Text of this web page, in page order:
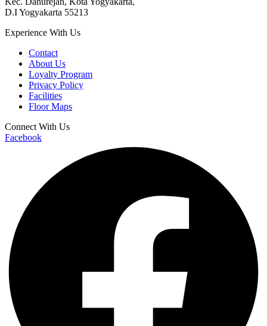
D.I Yogyakarta 55213
Experience With Us
Contact
About Us
Loyalty Program
Privacy Policy
Facilities
Floor Maps
Connect With Us
Facebook